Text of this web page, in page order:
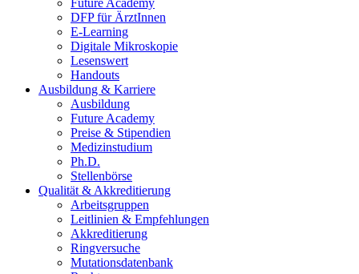
Future Academy
DFP für ÄrztInnen
E-Learning
Digitale Mikroskopie
Lesenswert
Handouts
Ausbildung & Karriere
Ausbildung
Future Academy
Preise & Stipendien
Medizinstudium
Ph.D.
Stellenbörse
Qualität & Akkreditierung
Arbeitsgruppen
Leitlinien & Empfehlungen
Akkreditierung
Ringversuche
Mutationsdatenbank